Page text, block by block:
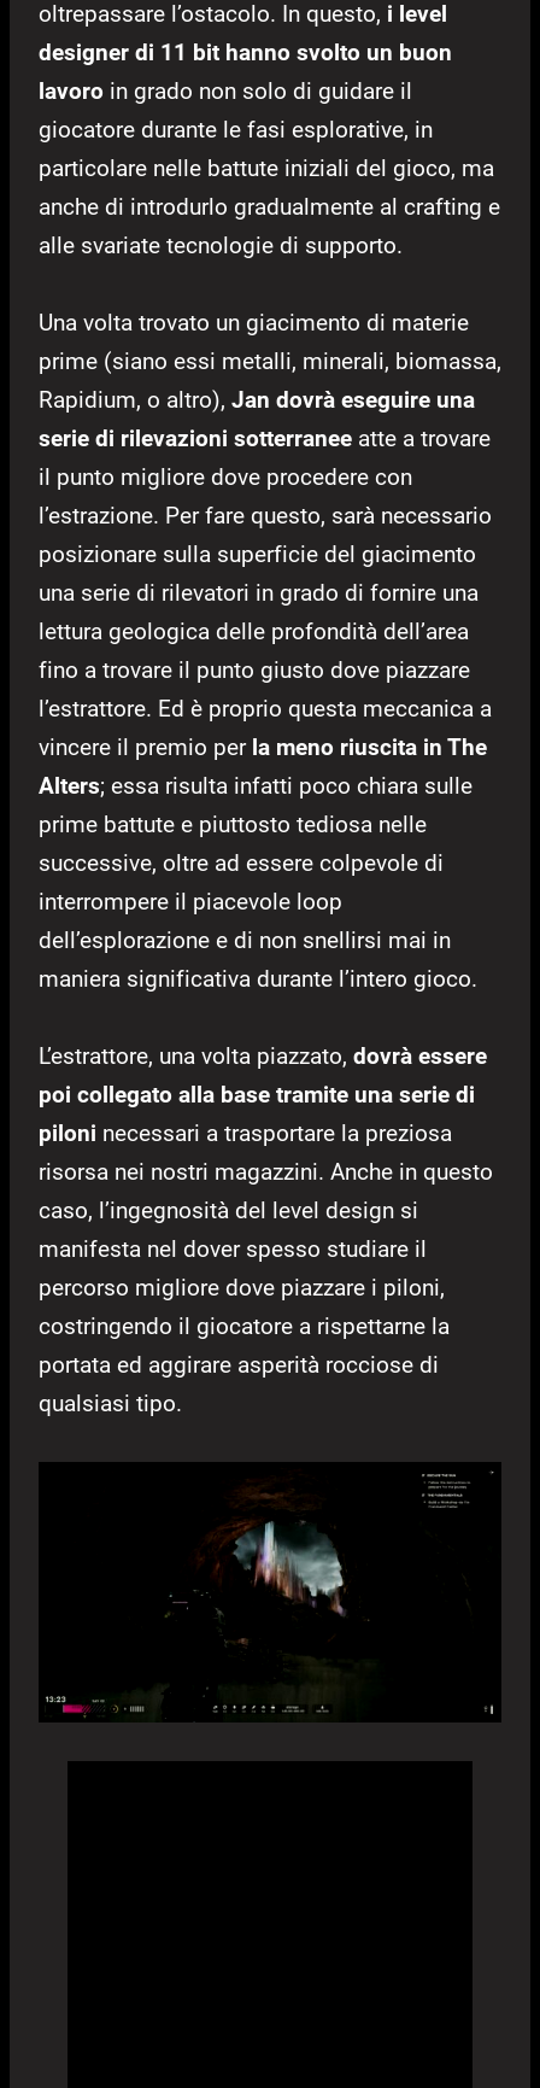
oltrepassare l’ostacolo. In questo, i level
designer di 11 bit hanno svolto un buon
lavoro in grado non solo di guidare il
giocatore durante le fasi esplorative, in
particolare nelle battute iniziali del gioco, ma
anche di introdurlo gradualmente al crafting e
alle svariate tecnologie di supporto.
Una volta trovato un giacimento di materie
prime (siano essi metalli, minerali, biomassa,
Rapidium, o altro), Jan dovrà eseguire una
serie di rilevazioni sotterranee atte a trovare
il punto migliore dove procedere con
l’estrazione. Per fare questo, sarà necessario
posizionare sulla superficie del giacimento
una serie di rilevatori in grado di fornire una
lettura geologica delle profondità dell’area
fino a trovare il punto giusto dove piazzare
l’estrattore. Ed è proprio questa meccanica a
vincere il premio per la meno riuscita in The
Alters; essa risulta infatti poco chiara sulle
prime battute e piuttosto tediosa nelle
successive, oltre ad essere colpevole di
interrompere il piacevole loop
dell’esplorazione e di non snellirsi mai in
maniera significativa durante l’intero gioco.
L’estrattore, una volta piazzato, dovrà essere
poi collegato alla base tramite una serie di
piloni necessari a trasportare la preziosa
risorsa nei nostri magazzini. Anche in questo
caso, l’ingegnosità del level design si
manifesta nel dover spesso studiare il
percorso migliore dove piazzare i piloni,
costringendo il giocatore a rispettarne la
portata ed aggirare asperità rocciose di
qualsiasi tipo.